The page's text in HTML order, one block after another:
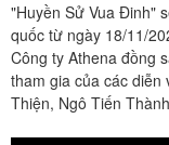
"Huyền Sử Vua Đinh"
quốc từ ngày 18/11/
Công ty Athena đồng
tham gia của các diễn
Thiện, Ngô Tiến